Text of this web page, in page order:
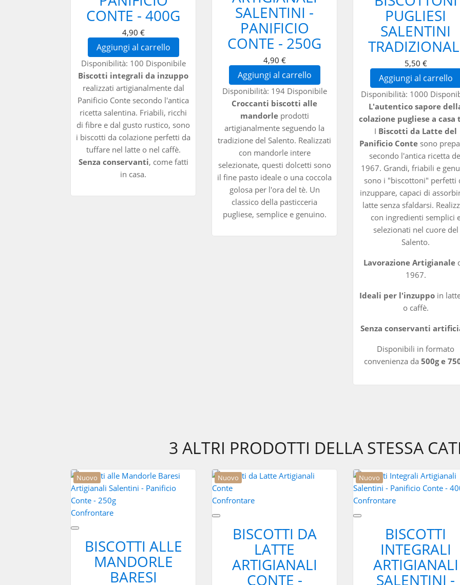
CONTE - 400G
4,90 €
Aggiungi al carrello
Disponibilità: 100 Disponibile
Biscotti integrali da inzuppo
realizzati artigianalmente dal
Panificio Conte secondo l'antica
ricetta salentina. Friabili, ricchi
di fibre e dal gusto rustico, sono
i biscotti da colazione perfetti da
tuffare nel latte o nel caffè.
Senza conservanti, come fatti
in casa.
SALENTINI -
PANIFICIO
CONTE - 250G
4,90 €
Aggiungi al carrello
Disponibilità: 194 Disponibile
Croccanti biscotti alle
mandorleprodotti
artigianalmente seguendo la
tradizione del Salento. Realizzati
con mandorle intere
selezionate, questi dolcetti sono
il fine pasto ideale o una coccola
golosa per l'ora del tè. Un
classico della pasticceria
pugliese, semplice e genuino.
PUGLIESI
SALENTINI
5,50 €
Aggiungi al carrello
Disponibilità: 1000
L'autentico sapore
colazione pugliese a casa
I Biscotti da Latte del
Panificio Conte sono
secondo l'antica ricetta
1967. Grandi, friabili e
sono i "biscottoni" perfetti
inzuppare, capaci di
latte senza sfaldarsi.
con ingredienti semplici
selezionati nel cuore del
Salento.
Lavorazione Artigianale
1967.
Ideali per l'inzuppo in
o caffè.
Senza conservanti
Disponibili in formato
convenienza da 500g e
3 ALTRI PRODOTTI DELLA STESSA
Nuovo
Confrontare
BISCOTTI ALLE
MANDORLE
BARESI
Nuovo
Confrontare
BISCOTTI DA
LATTE
ARTIGIANALI
CONTE -
Nuovo
Confrontare
BISCOTTI
INTEGRALI
ARTIGIANALI
SALENTINI -